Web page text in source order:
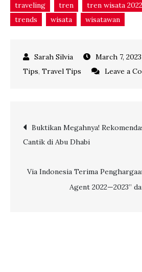
traveling
tren tren wisata 2022
trends
wisata wisatawan
March 7, 2023
Tips, Travel Tips Leave a
Post
Buktikan Megahnya!
Cantik di Abu Dhabi
Via Indonesia Terima
Agent 2022—2023”